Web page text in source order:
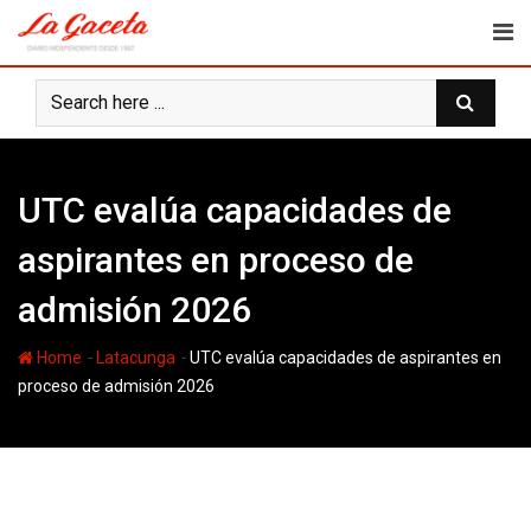
content
UTC evalúa capacidades de
aspirantes en proceso de
admisión 2026
Home - Latacunga -UTC evalúa capacidades de aspirantes en
proceso de admisión 2026